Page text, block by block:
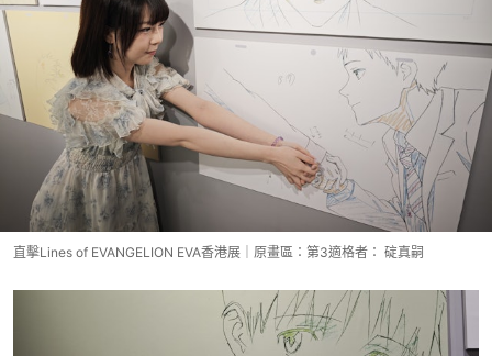
直擊Lines of EVANGELION EVA香港展｜原畫區：第3適格者： 碇真嗣